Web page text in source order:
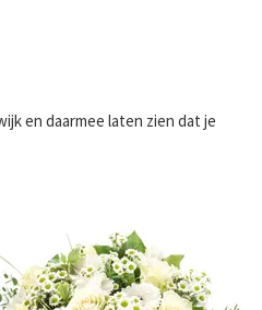
en daarmee laten zien dat je